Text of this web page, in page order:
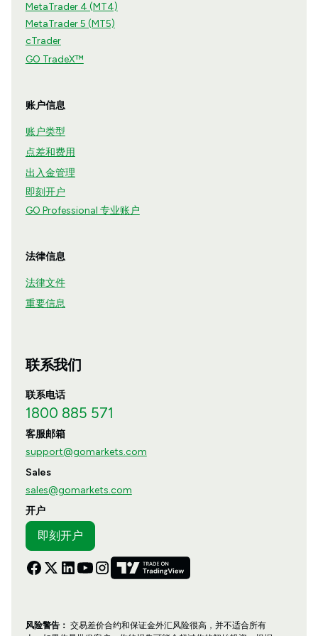
MetaTrader 4 (MT4)
MetaTrader 5 (MT5)
cTrader
GO TradeX™
账户信息
账户类型
点差和费用
出入金管理
即刻开户
GO Professional 专业账户
法律信息
法律文件
重要信息
联系我们
联系电话
1800 885 571
客服邮箱
support@gomarkets.com
Sales
sales@gomarkets.com
开户
即刻开户
风险警告： 交易差价合约和保证金外汇风险很高，并不适合所有